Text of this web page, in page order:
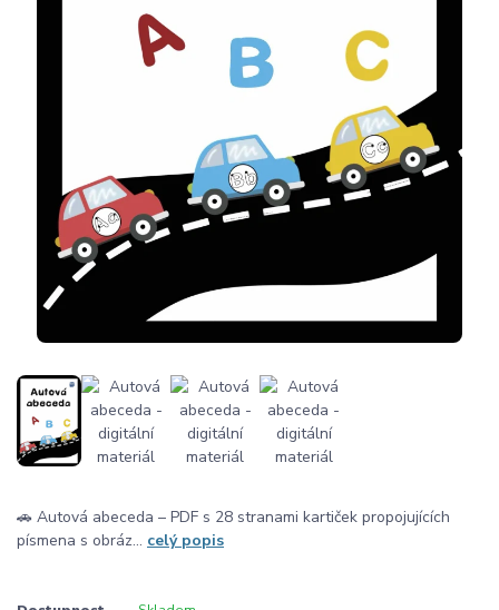
🚗 Autová abeceda – PDF s 28 stranami kartiček propojujících
písmena s obráz... celý popis